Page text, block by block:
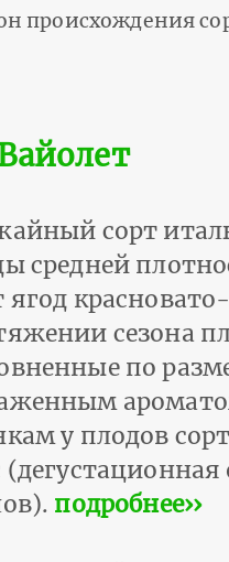
происхождения
сорт
средней
ягод
сезона
по
у плодов
(дегустационная
подробнее››